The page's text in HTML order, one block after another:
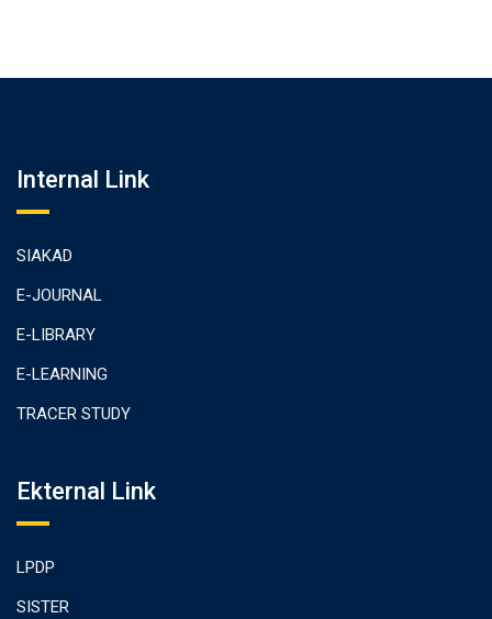
Internal Link
SIAKAD
E-JOURNAL
E-LIBRARY
E-LEARNING
TRACER STUDY
Ekternal Link
LPDP
SISTER